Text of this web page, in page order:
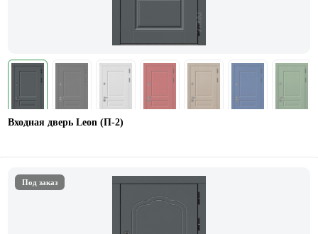
Входная дверь Leon (П-2)
Под заказ